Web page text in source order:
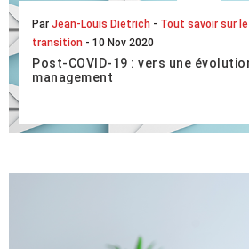
Par Jean-Louis Dietrich - Tout savoir sur
transition - 10 Nov 2020
Post-COVID-19 : vers une
management
l’organisation du travail est
LIRE L'ARTICLE